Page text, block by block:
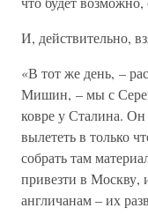
И, действительно,
«В тот же день, –
Мишин, – мы с
ковре у Сталина.
вылететь в только
собрать там
привезти в Москву,
англичанам – их